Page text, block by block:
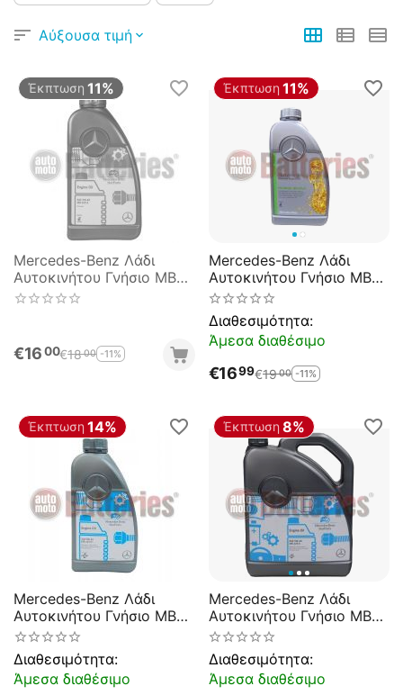
Αύξουσα τιμή
Έκπτωση 11%
Mercedes-Benz Λάδι
Αυτοκινήτου Γνήσιο MB
229.5 5W-40 1lt
€1600€1800 -11%
Έκπτωση 11%
Mercedes-Benz Λάδι
Αυτοκινήτου Γνήσιο MB
229.52 5W-30 1lt
Διαθεσιμότητα:
Άμεσα διαθέσιμο
€1699€1900 -11%
Έκπτωση 14%
Mercedes-Benz Λάδι
Αυτοκινήτου Γνήσιο MB
229.51 5W-30 1lt
Διαθεσιμότητα:
Άμεσα διαθέσιμο
Έκπτωση 8%
Mercedes-Benz Λάδι
Αυτοκινήτου Γνήσιο MB
229.5 5W-40 5lt
Διαθεσιμότητα:
Άμεσα διαθέσιμο